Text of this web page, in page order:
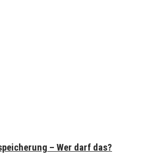
– Wer darf das?